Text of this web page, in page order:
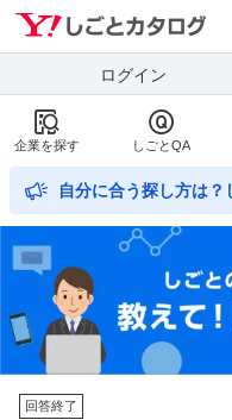
ログイン
企業を探す しごとQA
自分に合う探し方は
回答終了